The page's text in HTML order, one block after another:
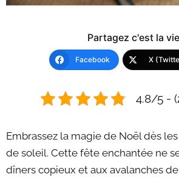
Partagez c'est la
Facebook X
4.8/5 -
Embrassez la magie de Noël dès
de soleil. Cette fête enchantée ne
dîners copieux et aux avalanches